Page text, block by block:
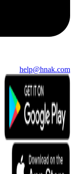
help@hnak.com